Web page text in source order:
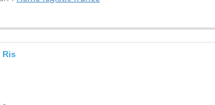
Ris